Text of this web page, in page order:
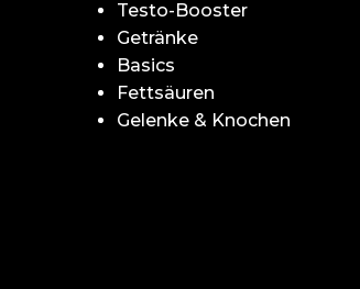
Testo-Booster
Getränke
Basics
Fettsäuren
Gelenke & Knochen